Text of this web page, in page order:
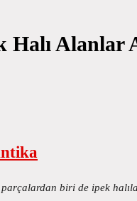
Halı Alanlar
biri de ipek